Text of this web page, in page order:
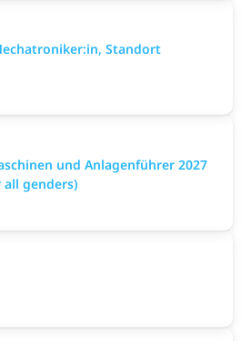
Standort
und Anlagenführer 2027
genders)